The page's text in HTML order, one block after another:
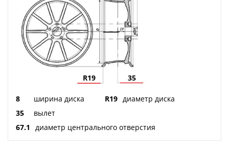
R19 35
8 ширина диска R19 диаметр диска
35
вылет
67.1
диаметр центрального отверстия